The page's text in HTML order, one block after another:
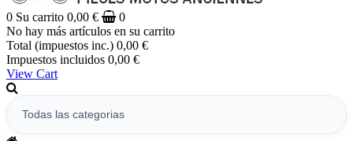
0 Su carrito 0,00 €
0
No hay más artículos en su carrito
Total (impuestos inc.) 0,00 €
Impuestos incluidos 0,00 €
View Cart